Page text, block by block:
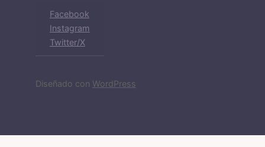
Facebook
Instagram
Twitter/X
Diseñado con WordPress